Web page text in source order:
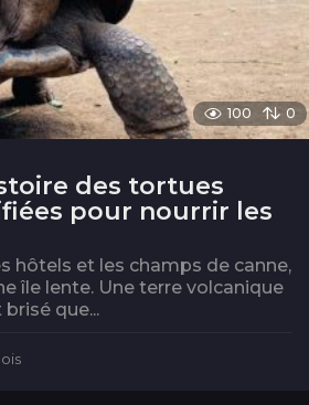
100 0
des tortues
pour nourrir les
hôtels et les champs de canne,
île lente. Une terre volcanique
brisé que...